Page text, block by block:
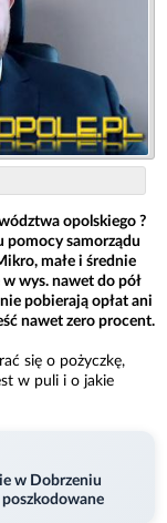
opolskiego ?
pomocy samorządu
małe i średnie
wys. nawet do pół
pobierają opłat ani
nawet zero procent.
się o pożyczkę,
w puli i o jakie
w Dobrzeniu